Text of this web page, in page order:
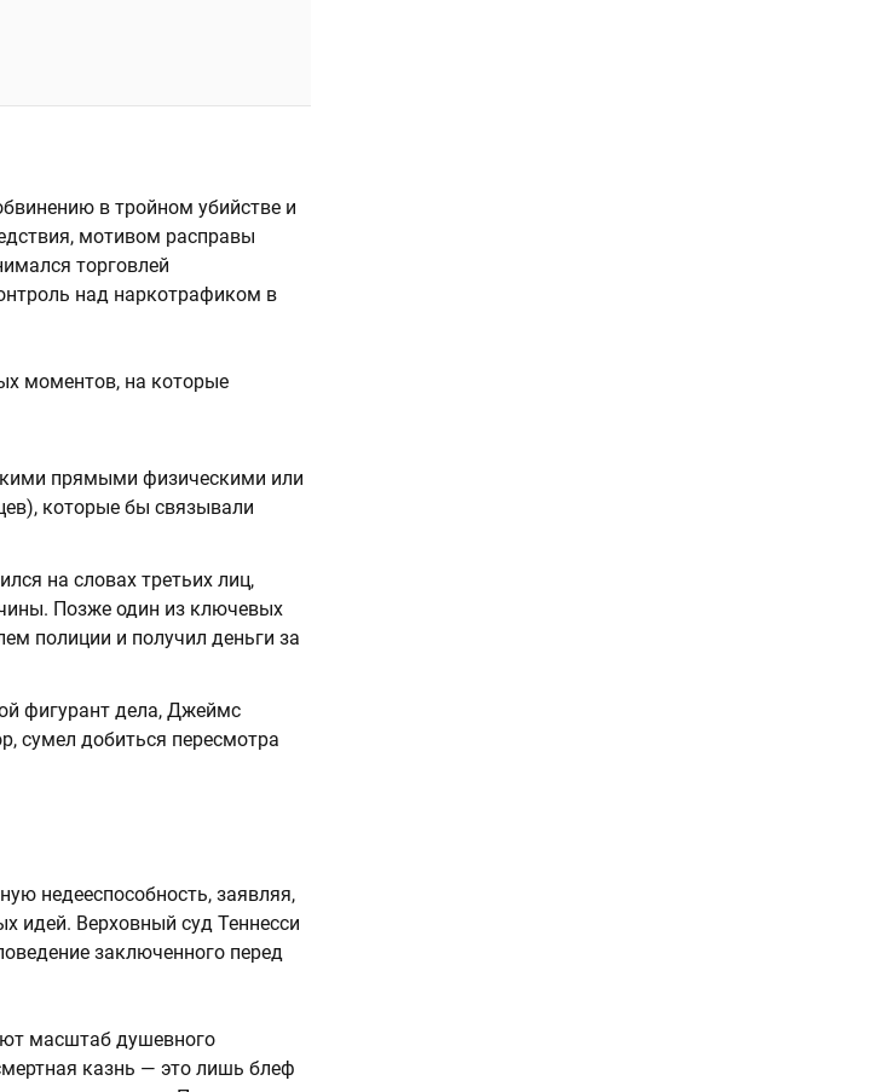
в тройном убийстве и
мотивом расправы
торговлей
над наркотрафиком в
моментов, на которые
прямыми физическими или
которые бы связывали
на словах третьих лиц,
Позже один из ключевых
полиции и получил деньги за
фигурант дела, Джеймс
сумел добиться пересмотра
недееспособность, заявляя,
идей. Верховный суд Теннесси
заключенного перед
масштаб душевного
казнь — это лишь блеф